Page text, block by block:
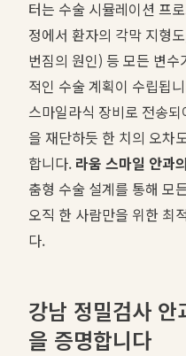
터는 수술 시뮬레이션 프
정에서 환자의 각막 지형
번짐의 원인) 등 모든 변
적인 수술 계획이 수립됩
스마일라식 장비로 전송
을 재단하듯 한 치의 오차
합니다. 라움 스마일 안과
춤형 수술 설계를 통해 모
오직 한 사람만을 위한 최
다.
강남 정밀검사
을 증명합니다